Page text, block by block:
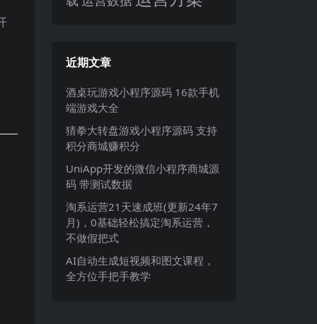
近期文章
酒桌玩游戏小程序源码 16款手机
端游戏大全
猜拳大转盘游戏小程序源码 支持
积分商城赚积分
UniApp开发的微信小程序商城源
码 带测试数据
淘系运营21天速成班(更新24年7
月)，0基础轻松搞定淘系运营，
不做假把式
AI自动生成短视频和图文课程，
全方位手把手教学